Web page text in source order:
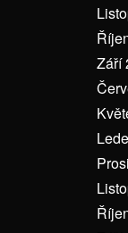
Září